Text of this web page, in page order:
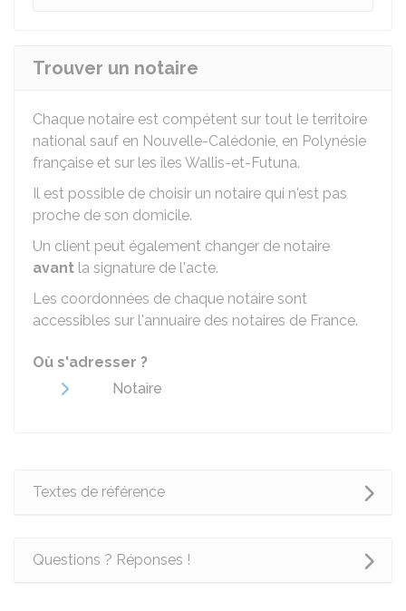
Trouver un notaire
Chaque notaire est compétent sur tout le territoire
national sauf en Nouvelle-Calédonie, en Polynésie
française et sur les îles Wallis-et-Futuna.
Il est possible de choisir un notaire qui n'est pas
proche de son domicile.
Un client peut également changer de notaire
avant la signature de l'acte.
Les coordonnées de chaque notaire sont
accessibles sur l'annuaire des notaires de France.
Où s'adresser ?
Notaire
Textes de référence
Questions ? Réponses !